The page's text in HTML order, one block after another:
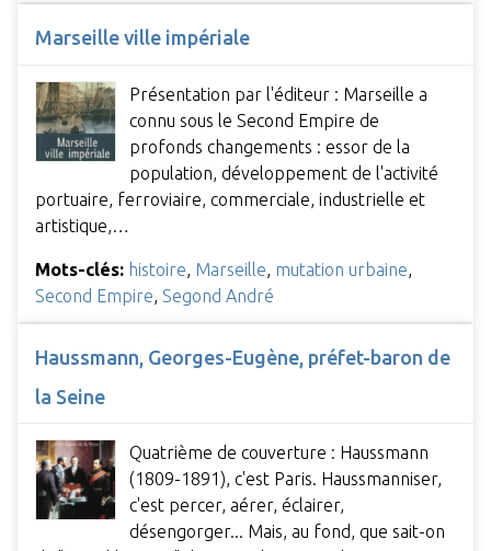
Marseille ville impériale
Présentation par l'éditeur : Marseille a
connu sous le Second Empire de
profonds changements : essor de la
population, développement de l'activité
portuaire, ferroviaire, commerciale, industrielle et
artistique,…
Mots-clés: histoire Marseille mutation urbaine
Second Empire Segond André
Haussmann, Georges-Eugène, préfet-baron de
la Seine
Quatrième de couverture : Haussmann
(1809-1891), c'est Paris. Haussmanniser,
c'est percer, aérer, éclairer,
désengorger... Mais, au fond, que sait-on